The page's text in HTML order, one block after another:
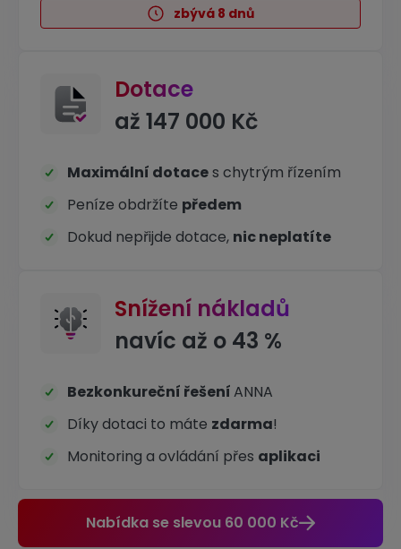
zbývá 8 dnů
Dotace
až 147 000 Kč
Maximální dotaces chytrým řízením
Peníze obdržíte předem
Dokud nepřijde dotace, nic neplatíte
Snížení nákladů
navíc až o 43 %
Bezkonkureční řešeníANNA
Díky dotaci to máte zdarma!
Monitoring a ovládání přes aplikaci
Nabídka se slevou 60 000 Kč